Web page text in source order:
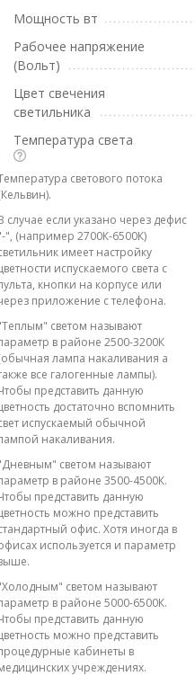
Мощность вт
Рабочее напряжение
(Вольт)
Цвет свечения
светильника
Температура света
светового потока
случае если указано через дефис
", (например 2700К-6500К)
имеет настройку
испускаемого света с
кнопки на корпусе или
приложение с телефона.
светом называют
в районе 2500-3200К
лампа накаливания а
все галогенные лампы).
представить данную
достаточно вспомнить
испускаемый обычной
накаливания.
светом называют
в районе 3500-4500К.
представить данную
можно представить
офис. Хотя иногда в
используется и параметр
светом называют
в районе 5000-6500К.
представить данную
можно представить
кабинеты в
учреждениях.